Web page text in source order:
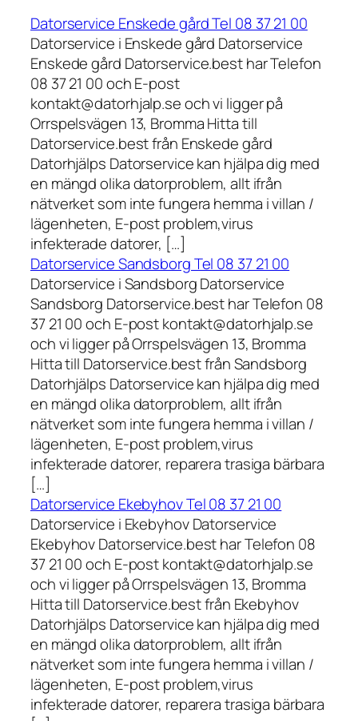
Datorservice Enskede gård Tel 08 37 21 00
Datorservice i Enskede gård Datorservice
Enskede gård Datorservice.best har Telefon
08 37 21 00 och E-post
kontakt@datorhjalp.se och vi ligger på
Orrspelsvägen 13, Bromma Hitta till
Datorservice.best från Enskede gård
Datorhjälps Datorservice kan hjälpa dig med
en mängd olika datorproblem, allt ifrån
nätverket som inte fungera hemma i villan /
lägenheten, E-post problem,virus
infekterade datorer, […]
Datorservice Sandsborg Tel 08 37 21 00
Datorservice i Sandsborg Datorservice
Sandsborg Datorservice.best har Telefon 08
37 21 00 och E-post kontakt@datorhjalp.se
och vi ligger på Orrspelsvägen 13, Bromma
Hitta till Datorservice.best från Sandsborg
Datorhjälps Datorservice kan hjälpa dig med
en mängd olika datorproblem, allt ifrån
nätverket som inte fungera hemma i villan /
lägenheten, E-post problem,virus
infekterade datorer, reparera trasiga bärbara
[…]
Datorservice Ekebyhov Tel 08 37 21 00
Datorservice i Ekebyhov Datorservice
Ekebyhov Datorservice.best har Telefon 08
37 21 00 och E-post kontakt@datorhjalp.se
och vi ligger på Orrspelsvägen 13, Bromma
Hitta till Datorservice.best från Ekebyhov
Datorhjälps Datorservice kan hjälpa dig med
en mängd olika datorproblem, allt ifrån
nätverket som inte fungera hemma i villan /
lägenheten, E-post problem,virus
infekterade datorer, reparera trasiga bärbara